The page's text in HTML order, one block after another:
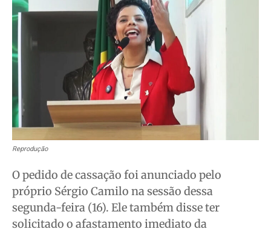
Anuncie
Expediente
Contato
Anuncie
Termos de Uso
Privacidade
Anuncie
Expediente
Contato
Anuncie
Termos de Uso
Privacidade
Anuncie
Expediente
Contato
Anuncie
Termos de Uso
Privacidade
Anuncie
Expediente
Contato
Anuncie
Termos de Uso
Privacidade
Reprodução
O pedido de cassação foi anunciado pelo
próprio Sérgio Camilo na sessão dessa
segunda-feira (16). Ele também disse ter
solicitado o afastamento imediato da